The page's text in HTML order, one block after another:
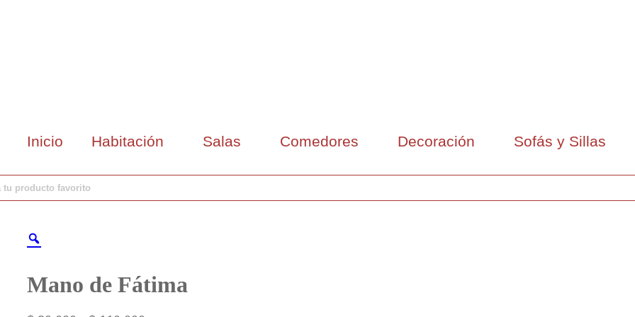
Inicio Habitación Salas Comedores Decoración Sofás y Sillas
Mano de Fátima